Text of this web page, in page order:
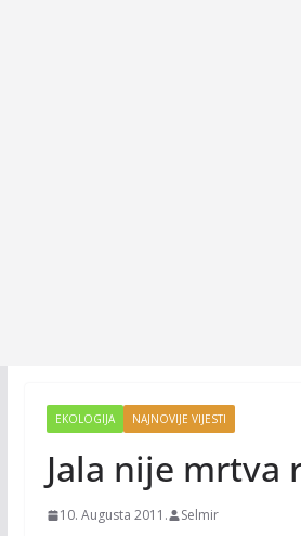
EKOLOGIJA NAJNOVIJE VIJESTI
Jala nije mrtva
10. Augusta 2011. Selmir